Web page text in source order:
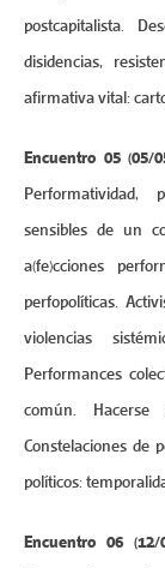
postcapitalista.
disidencias,
afirmativa vital:
Encuentro 05 (05/
Performatividad,
sensibles de un
a(fe)cciones
perfopolíticas.
violencias
Performances
común. Hacerse
Constelaciones de
políticos:
Encuentro 06 (12/